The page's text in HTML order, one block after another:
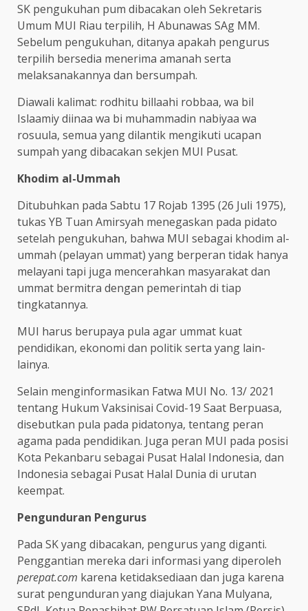
SK pengukuhan pum dibacakan oleh Sekretaris
Umum MUI Riau terpilih, H Abunawas SAg MM.
Sebelum pengukuhan, ditanya apakah pengurus
terpilih bersedia menerima amanah serta
melaksanakannya dan bersumpah.
Diawali kalimat: rodhitu billaahi robbaa, wa bil
Islaamiy diinaa wa bi muhammadin nabiyaa wa
rosuula, semua yang dilantik mengikuti ucapan
sumpah yang dibacakan sekjen MUI Pusat.
Khodim al-Ummah
Ditubuhkan pada Sabtu 17 Rojab 1395 (26 Juli 1975),
tukas YB Tuan Amirsyah menegaskan pada pidato
setelah pengukuhan, bahwa MUI sebagai khodim al-
ummah (pelayan ummat) yang berperan tidak hanya
melayani tapi juga mencerahkan masyarakat dan
ummat bermitra dengan pemerintah di tiap
tingkatannya.
MUI harus berupaya pula agar ummat kuat
pendidikan, ekonomi dan politik serta yang lain-
lainya.
Selain menginformasikan Fatwa MUI No. 13/ 2021
tentang Hukum Vaksinisai Covid-19 Saat Berpuasa,
disebutkan pula pada pidatonya, tentang peran
agama pada pendidikan. Juga peran MUI pada posisi
Kota Pekanbaru sebagai Pusat Halal Indonesia, dan
Indonesia sebagai Pusat Halal Dunia di urutan
keempat.
Pengunduran Pengurus
Pada SK yang dibacakan, pengurus yang diganti.
Penggantian mereka dari informasi yang diperoleh
perepat.com karena ketidaksediaan dan juga karena
surat pengunduran yang diajukan Yana Mulyana,